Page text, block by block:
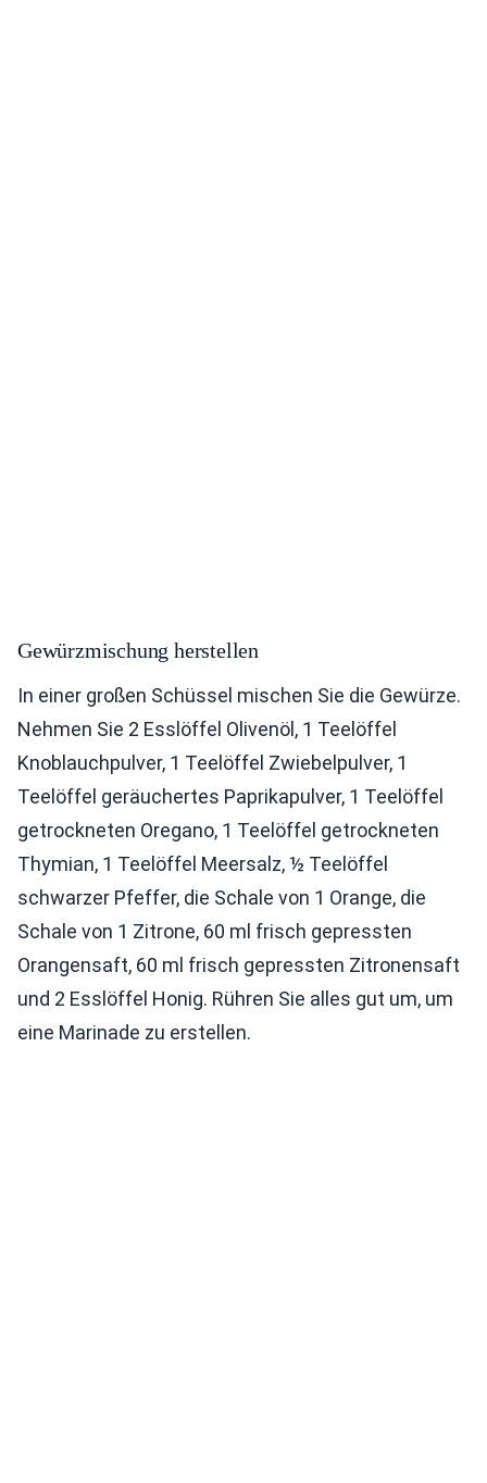
Gewürzmischung herstellen
In einer großen Schüssel mischen Sie die Gewürze.
Nehmen Sie 2 Esslöffel Olivenöl, 1 Teelöffel
Knoblauchpulver, 1 Teelöffel Zwiebelpulver, 1
Teelöffel geräuchertes Paprikapulver, 1 Teelöffel
getrockneten Oregano, 1 Teelöffel getrockneten
Thymian, 1 Teelöffel Meersalz, ½ Teelöffel
schwarzer Pfeffer, die Schale von 1 Orange, die
Schale von 1 Zitrone, 60 ml frisch gepressten
Orangensaft, 60 ml frisch gepressten Zitronensaft
und 2 Esslöffel Honig. Rühren Sie alles gut um, um
eine Marinade zu erstellen.